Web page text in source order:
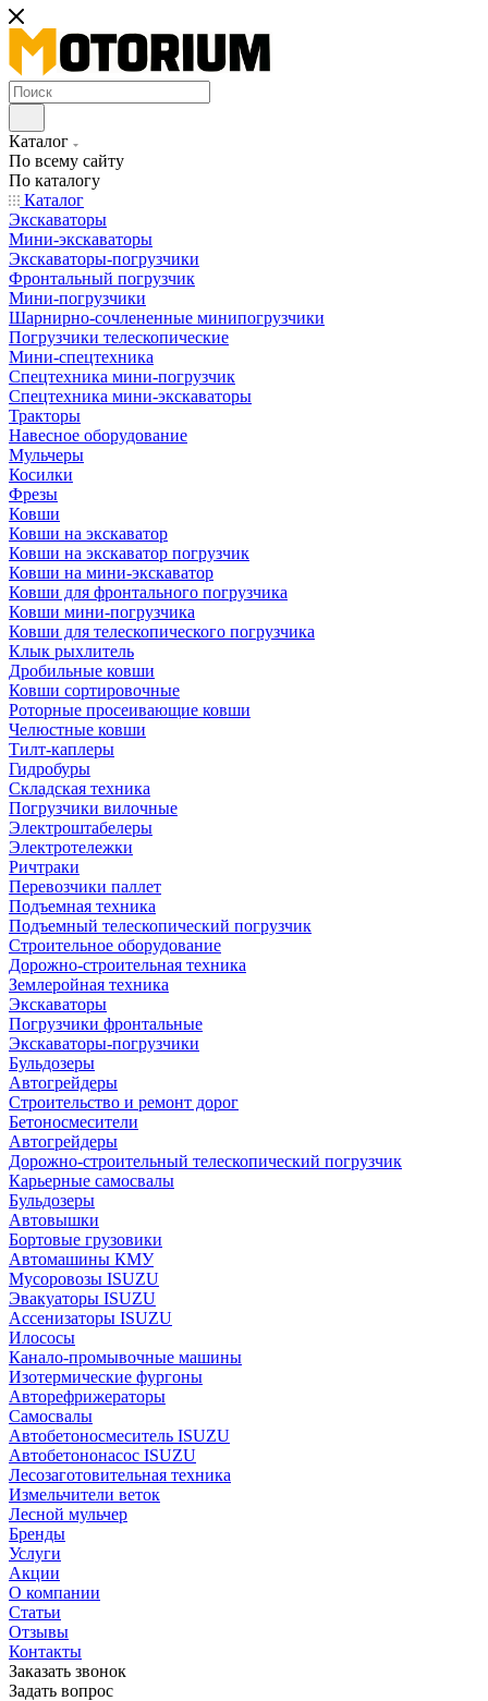
Каталог
По всему сайту
По каталогу
Каталог
Экскаваторы
Мини-экскаваторы
Экскаваторы-погрузчики
Фронтальный погрузчик
Мини-погрузчики
Шарнирно-сочлененные минипогрузчики
Погрузчики телескопические
Мини-спецтехника
Спецтехника мини-погрузчик
Спецтехника мини-экскаваторы
Тракторы
Навесное оборудование
Мульчеры
Косилки
Фрезы
Ковши
Ковши на экскаватор
Ковши на экскаватор погрузчик
Ковши на мини-экскаватор
Ковши для фронтального погрузчика
Ковши мини-погрузчика
Ковши для телескопического погрузчика
Клык рыхлитель
Дробильные ковши
Ковши сортировочные
Роторные просеивающие ковши
Челюстные ковши
Тилт-каплеры
Гидробуры
Складская техника
Погрузчики вилочные
Электроштабелеры
Электротележки
Ричтраки
Перевозчики паллет
Подъемная техника
Подъемный телескопический погрузчик
Строительное оборудование
Дорожно-строительная техника
Землеройная техника
Экскаваторы
Погрузчики фронтальные
Экскаваторы-погрузчики
Бульдозеры
Автогрейдеры
Строительство и ремонт дорог
Бетоносмесители
Автогрейдеры
Дорожно-строительный телескопический погрузчик
Карьерные самосвалы
Бульдозеры
Автовышки
Бортовые грузовики
Автомашины КМУ
Мусоровозы ISUZU
Эвакуаторы ISUZU
Ассенизаторы ISUZU
Илососы
Канало-промывочные машины
Изотермические фургоны
Авторефрижераторы
Самосвалы
Автобетоносмеситель ISUZU
Автобетононасос ISUZU
Лесозаготовительная техника
Измельчители веток
Лесной мульчер
Бренды
Услуги
Акции
О компании
Статьи
Отзывы
Контакты
Заказать звонок
Задать вопрос